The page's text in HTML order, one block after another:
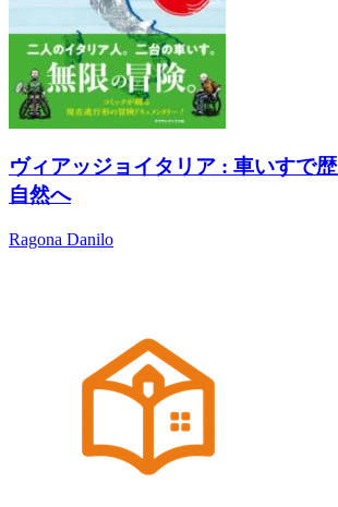
ヴィアッジョイタリア : 車いすで
自然へ
Ragona Danilo